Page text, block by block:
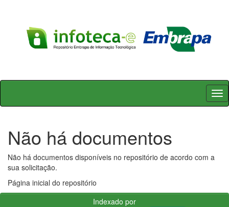
Skip
Não há documentos
Não há documentos disponíveis no repositório de acordo com a
sua solicitação.
Página inicial do repositório
Indexado por